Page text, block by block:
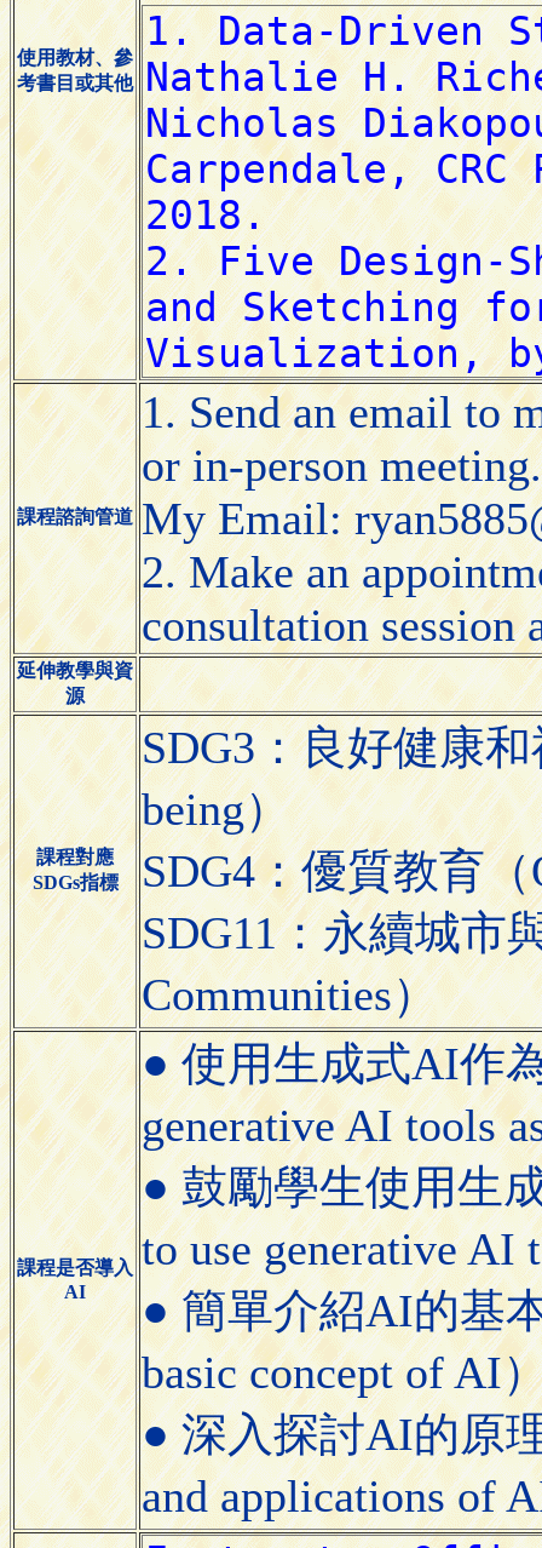
使用教材、參
考書目或其他
課程諮詢管道
1. Send an email to
or in-person meeting.
My Email:
2. Make an
consultation session
延伸教學與資
源
課程對應
SDGs指標
SDG3：良好健康
being）
SDG4：優質教育
SDG11：永續城市
Communities）
課程是否導入
AI
● 使用生成式AI作
generative AI tools
● 鼓勵學生使用生
to use generative AI
● 簡單介紹AI的基
basic concept of AI
● 深入探討AI的原
and applications of